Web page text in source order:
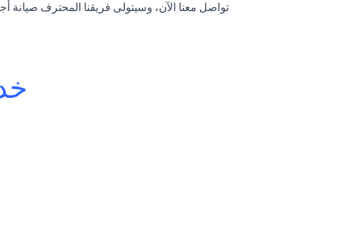
تواصل معنا الآن، وسيتولى فريقنا المحترف صيانة